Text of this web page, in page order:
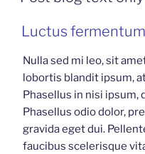
Luctus
Nulla sed mi leo, sit
lobortis blandit ipsum,
Phasellus in nisi ipsum,
Phasellus odio dolor,
gravida eget dui.
faucibus scelerisque